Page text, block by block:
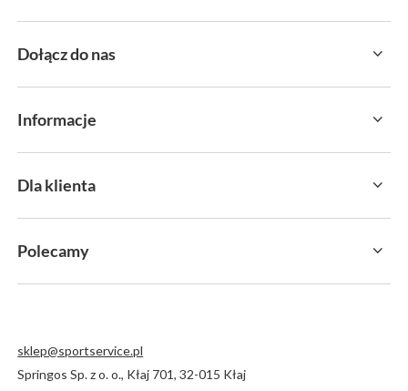
Dołącz do nas
Informacje
Dla klienta
Polecamy
sklep@sportservice.pl
Springos Sp. z o. o., Kłaj 701,32-015 Kłaj